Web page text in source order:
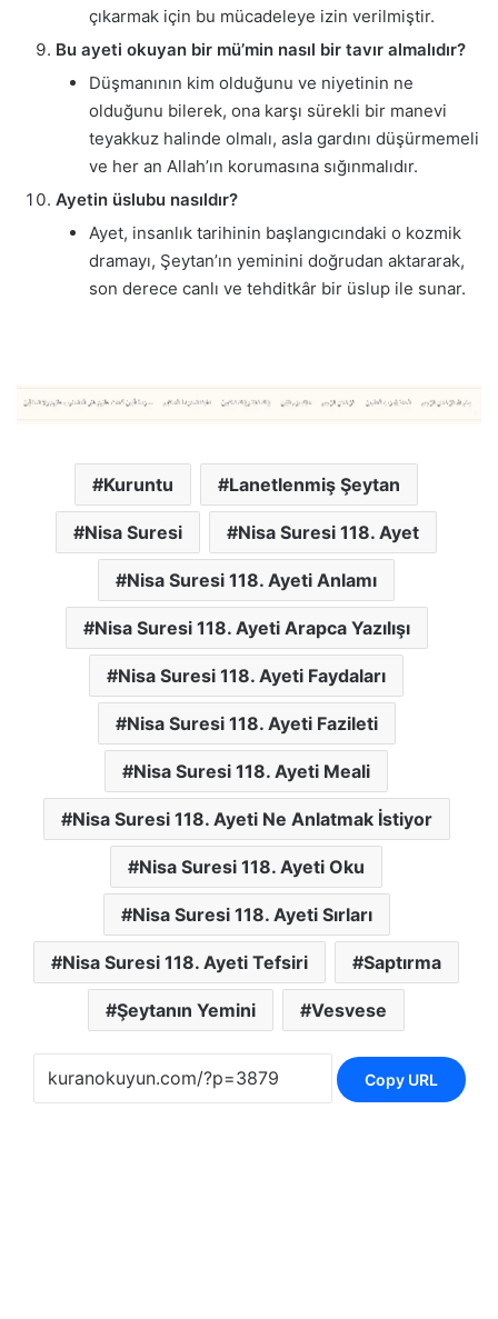
çıkarmak için bu mücadeleye izin verilmiştir.
Bu ayeti okuyan bir mü’min nasıl bir tavır almalıdır?
Düşmanının kim olduğunu ve niyetinin ne
olduğunu bilerek, ona karşı sürekli bir manevi
teyakkuz halinde olmalı, asla gardını düşürmemeli
ve her an Allah’ın korumasına sığınmalıdır.
Ayetin üslubu nasıldır?
Ayet, insanlık tarihinin başlangıcındaki o kozmik
dramayı, Şeytan’ın yeminini doğrudan aktararak,
son derece canlı ve tehditkâr bir üslup ile sunar.
Kuruntu Lanetlenmiş Şeytan
Nisa Suresi Nisa Suresi 118. Ayet
Nisa Suresi 118. Ayeti Anlamı
Nisa Suresi 118. Ayeti Arapca Yazılışı
Nisa Suresi 118. Ayeti Faydaları
Nisa Suresi 118. Ayeti Fazileti
Nisa Suresi 118. Ayeti Meali
Nisa Suresi 118. Ayeti Ne Anlatmak İstiyor
Nisa Suresi 118. Ayeti Oku
Nisa Suresi 118. Ayeti Sırları
Nisa Suresi 118. Ayeti Tefsiri Saptırma
Şeytanın Yemini Vesvese
Copy URL